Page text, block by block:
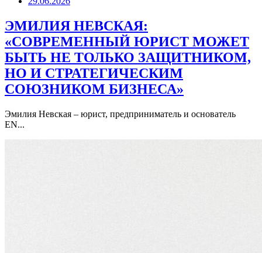
ЭМИЛИЯ НЕВСКАЯ:
«СОВРЕМЕННЫЙ ЮРИСТ МОЖЕТ
БЫТЬ НЕ ТОЛЬКО ЗАЩИТНИКОМ,
НО И СТРАТЕГИЧЕСКИМ
СОЮЗНИКОМ БИЗНЕСА»
Эмилия Невская – юрист, предприниматель и основатель
EN...